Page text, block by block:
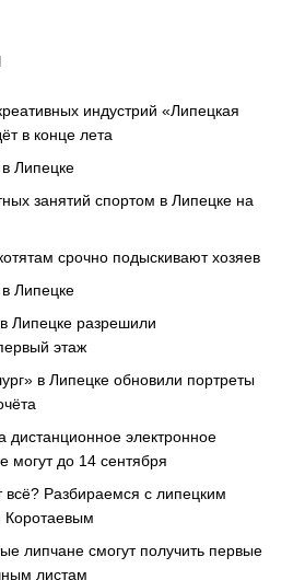
индустрий «Липецкая
в конце лета
Липецке
занятий спортом в Липецке на
срочно подыскивают хозяев
Липецке
Липецке разрешили
этаж
в Липецке обновили портреты
дистанционное электронное
могут до 14 сентября
Разбираемся с липецким
Коротаевым
липчане смогут получить первые
листам